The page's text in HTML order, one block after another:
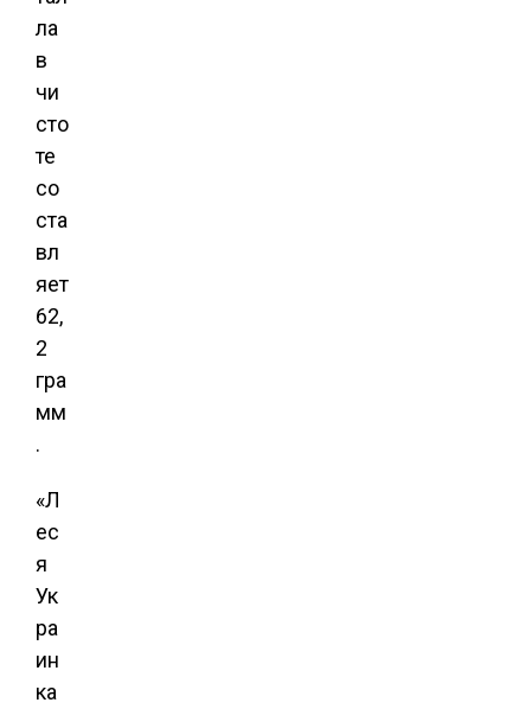
ла
в
чи
сто
те
со
ста
вл
яет
62,
2
гра
мм
.
«Л
ес
я
Ук
ра
ин
ка